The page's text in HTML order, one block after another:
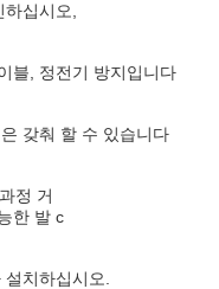
십시오,
블, 정전기 방지입니다
갖춰 할 수 있습니다
정 거
한 발 c
치하십시오.